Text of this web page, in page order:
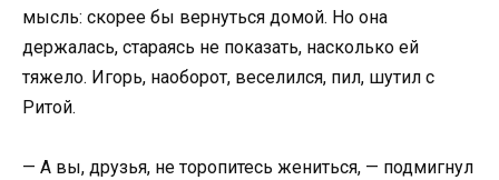
мысль: скорее бы вернуться домой. Но она
держалась, стараясь не показать, насколько ей
тяжело. Игорь, наоборот, веселился, пил, шутил с
Ритой.
— А вы, друзья, не торопитесь жениться, — подмигнул